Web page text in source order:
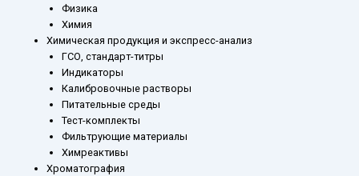
Физика
Химия
Химическая продукция и экспресс-анализ
ГСО, стандарт-титры
Индикаторы
Калибровочные растворы
Питательные среды
Тест-комплекты
Фильтрующие материалы
Химреактивы
Хроматография